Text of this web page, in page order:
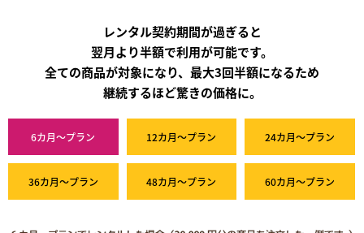
レンタル契約期間が過ぎると
翌月より半額で利用が可能です。
全ての商品が対象になり、最大3回半額になるため
継続するほど驚きの価格に。
6カ月～プラン 12カ月～プラン 24カ月～プラン
36カ月～プラン 48カ月～プラン 60カ月～プラン